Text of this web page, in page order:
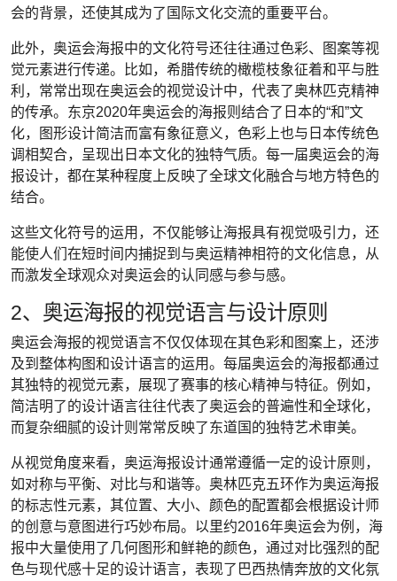
会的背景，还使其成为了国际文化交流的重要平台。
此外，奥运会海报中的文化符号还往往通过色彩、图案等视
觉元素进行传递。比如，希腊传统的橄榄枝象征着和平与胜
利，常常出现在奥运会的视觉设计中，代表了奥林匹克精神
的传承。东京2020年奥运会的海报则结合了日本的“和”文
化，图形设计简洁而富有象征意义，色彩上也与日本传统色
调相契合，呈现出日本文化的独特气质。每一届奥运会的海
报设计，都在某种程度上反映了全球文化融合与地方特色的
结合。
这些文化符号的运用，不仅能够让海报具有视觉吸引力，还
能使人们在短时间内捕捉到与奥运精神相符的文化信息，从
而激发全球观众对奥运会的认同感与参与感。
2、奥运海报的视觉语言与设计原则
奥运会海报的视觉语言不仅仅体现在其色彩和图案上，还涉
及到整体构图和设计语言的运用。每届奥运会的海报都通过
其独特的视觉元素，展现了赛事的核心精神与特征。例如，
简洁明了的设计语言往往代表了奥运会的普遍性和全球化，
而复杂细腻的设计则常常反映了东道国的独特艺术审美。
从视觉角度来看，奥运海报设计通常遵循一定的设计原则，
如对称与平衡、对比与和谐等。奥林匹克五环作为奥运海报
的标志性元素，其位置、大小、颜色的配置都会根据设计师
的创意与意图进行巧妙布局。以里约2016年奥运会为例，海
报中大量使用了几何图形和鲜艳的颜色，通过对比强烈的配
色与现代感十足的设计语言，表现了巴西热情奔放的文化氛